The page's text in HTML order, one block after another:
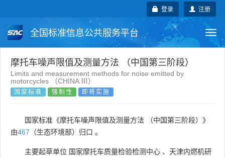
注册
登录
全国标准信息公共服务平台
国家标准 行业标准 地方标准
团体标准
摩托车噪声限值及测量方法 （中国第三阶段）
Limits and measurement methods for noise emitted by
motorcycles （CHINA Ⅲ）
国家标准 强制性 即将实施
国家标准《摩托车噪声限值及测量方法 （中国第三阶段）》
由467 （生态环境部）归口 。
主要起草单位 国家摩托车质量检验检测中心 、 天津内燃机研